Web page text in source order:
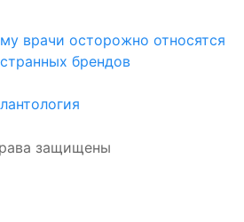
врачи осторожно относятся
брендов
защищены